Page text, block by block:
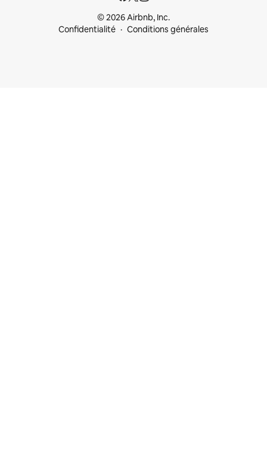
© 2026 Airbnb, Inc.
Confidentialité
Conditions générales